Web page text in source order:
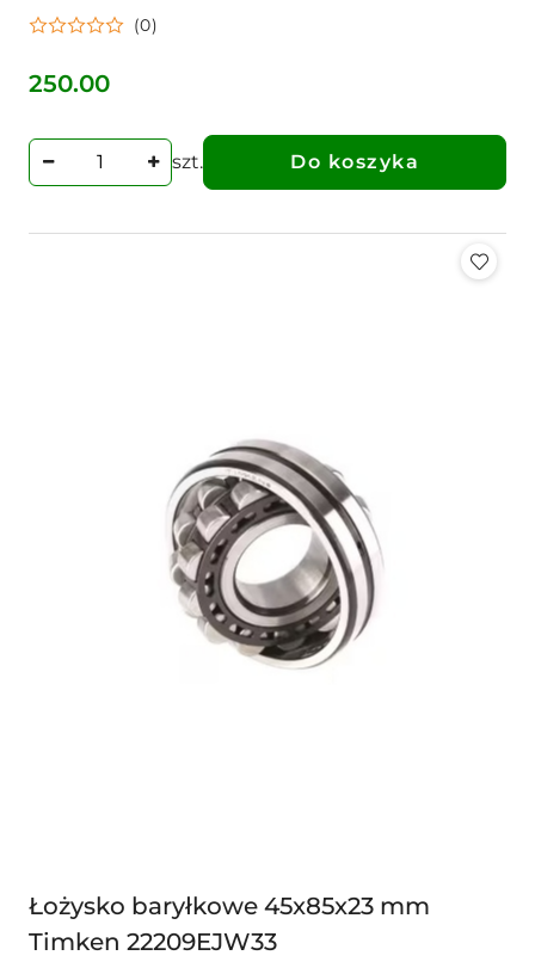
(0)
Cena:
250.00
szt. Do koszyka
Łożysko baryłkowe 45x85x23 mm
Timken 22209EJW33